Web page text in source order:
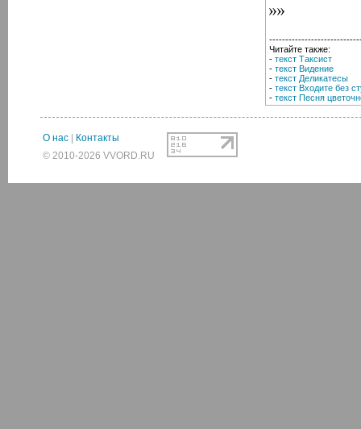
Читайте также:
- текст Таксист
- текст Видение
- текст Деликатесы
- текст Входите без
- текст Песня
О нас
Контакты
© 2010-2026 VVORD.RU